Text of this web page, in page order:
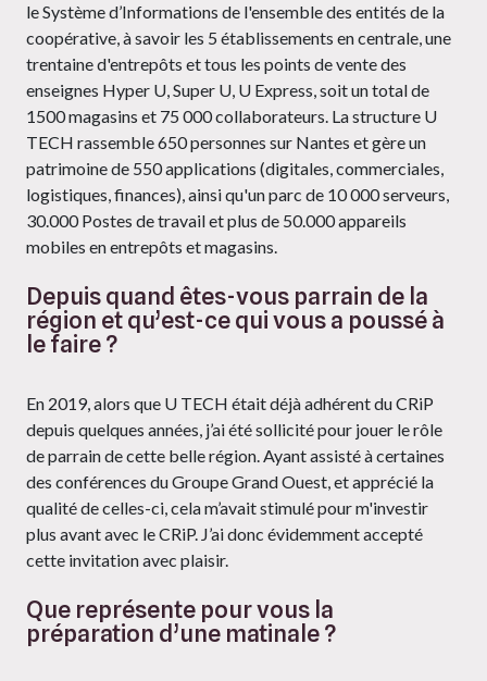
le Système d’Informations de l'ensemble des entités de la
coopérative, à savoir les 5 établissements en centrale, une
trentaine d'entrepôts et tous les points de vente des
enseignes Hyper U, Super U, U Express, soit un total de
1500 magasins et 75 000 collaborateurs. La structure U
TECH rassemble 650 personnes sur Nantes et gère un
patrimoine de 550 applications (digitales, commerciales,
logistiques, finances), ainsi qu'un parc de 10 000 serveurs,
30.000 Postes de travail et plus de 50.000 appareils
mobiles en entrepôts et magasins.
Depuis quand êtes-vous parrain de la
région et qu’est-ce qui vous a poussé à
le faire ?
En 2019, alors que U TECH était déjà adhérent du CRiP
depuis quelques années, j’ai été sollicité pour jouer le rôle
de parrain de cette belle région. Ayant assisté à certaines
des conférences du Groupe Grand Ouest, et apprécié la
qualité de celles-ci, cela m’avait stimulé pour m'investir
plus avant avec le CRiP. J’ai donc évidemment accepté
cette invitation avec plaisir.
Que représente pour vous la
préparation d’une matinale ?